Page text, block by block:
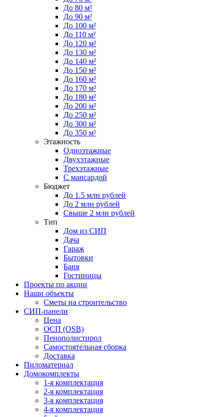
До 80 м²
До 90 м²
До 100 м²
До 110 м²
До 120 м²
До 130 м²
До 140 м²
До 150 м²
До 160 м²
До 170 м²
До 180 м²
До 200 м²
До 250 м²
До 300 м²
До 350 м²
Этажность
Одноэтажные
Двухэтажные
Трехэтажные
С мансардой
Бюджет
До 1.5 млн рублей
До 2 млн рублей
Свыше 2 млн рублей
Тип
Дом из СИП
Дача
Гараж
Бытовки
Баня
Гостиницы
Проекты по акции
Наши объекты
Сметы на строительство
СИП-панели
Цена
ОСП (OSB)
Пенополистирол
Самостоятельная сборка
Доставка
Пиломатериал
Домокомплекты
1-я комплектация
2-я комплектация
3-я комплектация
4-я комплектация